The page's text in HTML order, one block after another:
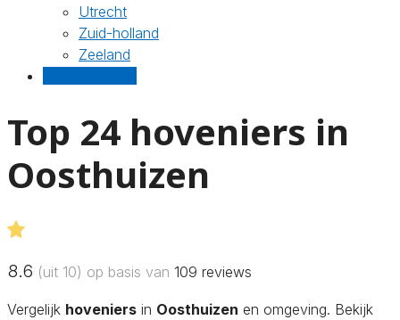
Utrecht
Zuid-holland
Zeeland
Top 24 hoveniers in
Oosthuizen
8.6 (uit 10) op basis van 109 reviews
Vergelijk hoveniers in Oosthuizen en omgeving. Bekijk